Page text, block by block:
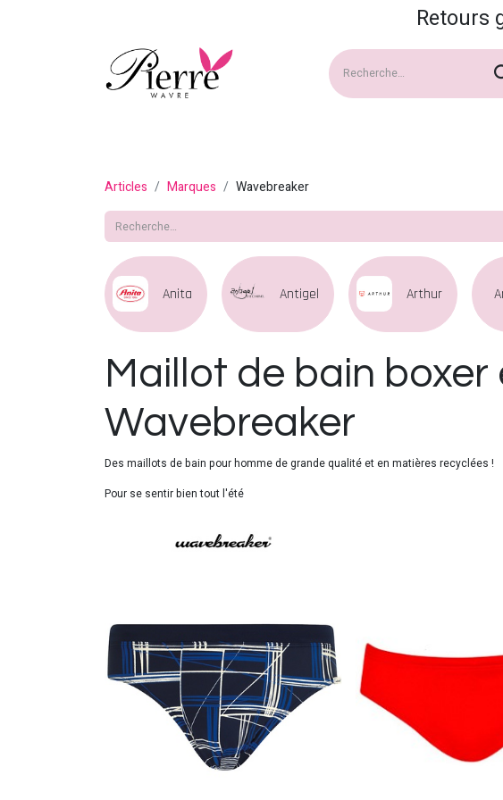
Retours
Articles Marques Wavebreaker
Anita Antigel Arthur
Maillot de bain
Wavebreaker
Des maillots de bain pour homme de grande qualité et en matières recyclées !
Pour se sentir bien tout l'été